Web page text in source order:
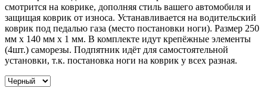
смотрится на коврике, дополняя стиль вашего автомобиля и
защищая коврик от износа. Устанавливается на водительский
коврик под педалью газа (место постановки ноги). Размер 250
мм x 140 мм x 1 мм. В комплекте идут крепёжные элементы
(4шт.) саморезы. Подпятник идёт для самостоятельной
установки, т.к. постановка ноги на коврик у всех разная.